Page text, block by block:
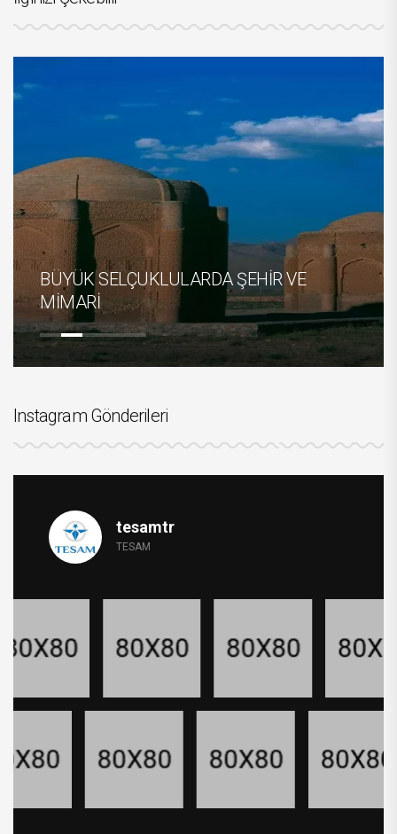
Savaşta Yapay Zekâ Kullanılan
Silah Sistemleri ve Uluslararası Hukuk
Instagram Gönderileri
tesamtr
TESAM